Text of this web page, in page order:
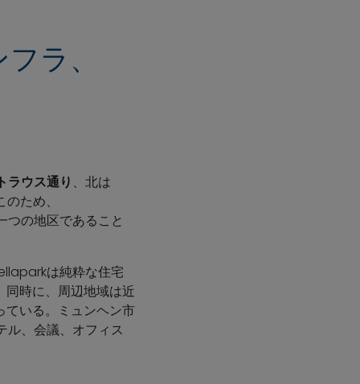
ラ、
ラウス通り 、北は
ため、
の地区であること
は純粋な住宅
時に、周辺地域は近
ている。ミュンヘン市
、会議、オフィス